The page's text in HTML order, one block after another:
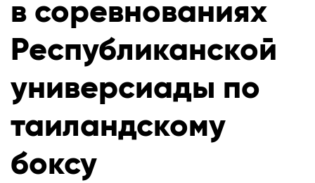
в соревнованиях
Республиканской
универсиады по
таиландскому
боксу